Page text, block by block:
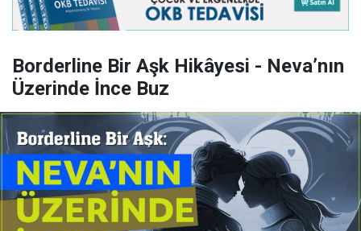
Borderline Bir Aşk Hikâyesi - Neva’nın
Üzerinde İnce Buz